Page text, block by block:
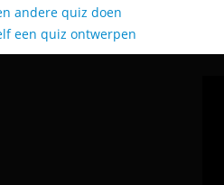
andere quiz doen
een quiz ontwerpen